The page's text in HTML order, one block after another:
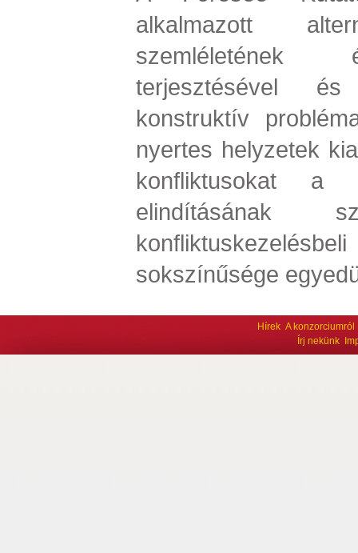
alkalmazott
szemléletének
terjesztésével
konstruktív
nyertes helyzetek
konfliktusokat a
elindításának
sokszínűsége
Hírek A konzorciumról
Írj nekünk